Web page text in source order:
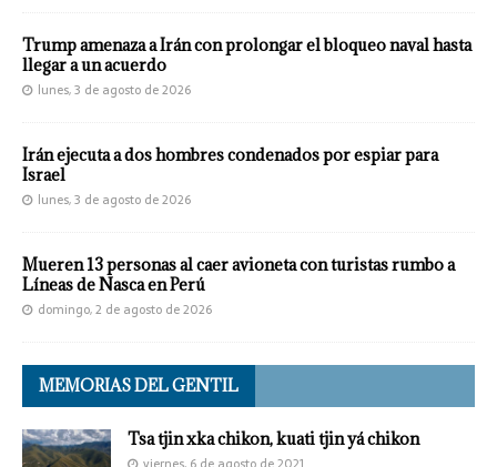
Trump amenaza a Irán con prolongar el bloqueo naval hasta
llegar a un acuerdo
lunes, 3 de agosto de 2026
Irán ejecuta a dos hombres condenados por espiar para
Israel
lunes, 3 de agosto de 2026
Mueren 13 personas al caer avioneta con turistas rumbo a
Líneas de Nasca en Perú
domingo, 2 de agosto de 2026
MEMORIAS DEL GENTIL
Tsa tjin xka chikon, kuati tjin yá chikon